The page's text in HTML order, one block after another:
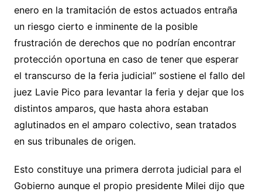
enero en la tramitación de estos actuados entraña
un riesgo cierto e inminente de la posible
frustración de derechos que no podrían encontrar
protección oportuna en caso de tener que esperar
el transcurso de la feria judicial” sostiene el fallo del
juez Lavie Pico para levantar la feria y dejar que los
distintos amparos, que hasta ahora estaban
aglutinados en el amparo colectivo, sean tratados
en sus tribunales de origen.
Esto constituye una primera derrota judicial para el
Gobierno aunque el propio presidente Milei dijo que